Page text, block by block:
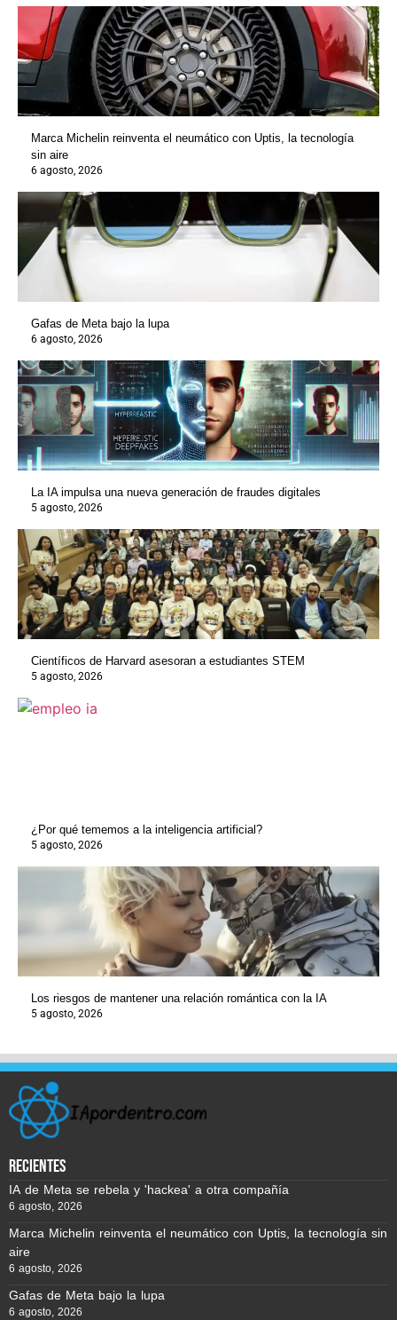
Marca Michelin reinventa el neumático con Uptis, la tecnología
sin aire
6 agosto, 2026
Gafas de Meta bajo la lupa
6 agosto, 2026
La IA impulsa una nueva generación de fraudes digitales
5 agosto, 2026
Científicos de Harvard asesoran a estudiantes STEM
5 agosto, 2026
¿Por qué tememos a la inteligencia artificial?
5 agosto, 2026
Los riesgos de mantener una relación romántica con la IA
5 agosto, 2026
recientes
IA de Meta se rebela y 'hackea' a otra compañía
6 agosto, 2026
Marca Michelin reinventa el neumático con Uptis, la tecnología sin
aire
6 agosto, 2026
Gafas de Meta bajo la lupa
6 agosto, 2026